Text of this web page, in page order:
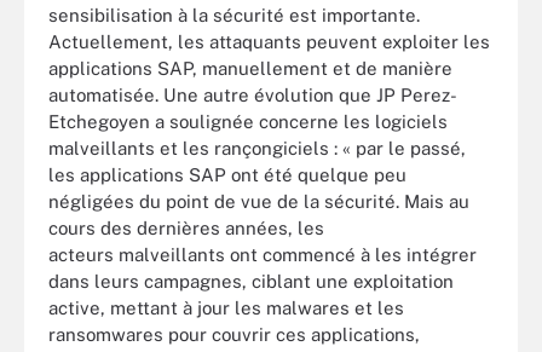
sensibilisation à la sécurité est importante.
Actuellement, les attaquants peuvent exploiter les
applications SAP, manuellement et de manière
automatisée. Une autre évolution que JP Perez-
Etchegoyen a soulignée concerne les logiciels
malveillants et les rançongiciels : « par le passé,
les applications SAP ont été quelque peu
négligées du point de vue de la sécurité. Mais au
cours des dernières années, les
acteurs malveillants ont commencé à les intégrer
dans leurs campagnes, ciblant une exploitation
active, mettant à jour les malwares et les
ransomwares pour couvrir ces applications,